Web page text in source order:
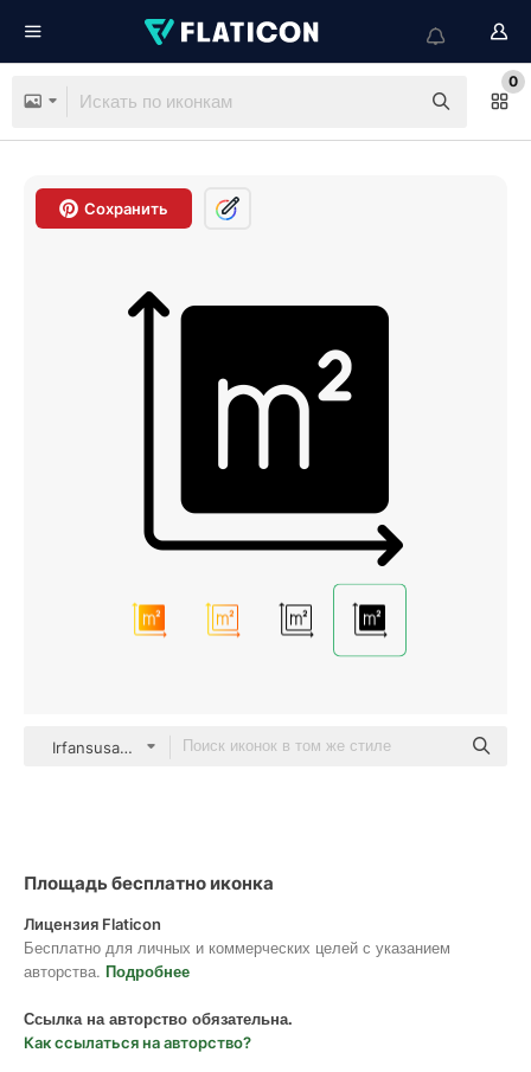
0
Сохранить
Irfansusanto20 Glyph
Площадь бесплатно иконка
Лицензия Flaticon
Бесплатно для личных и коммерческих целей с указанием
авторства. Подробнее
Ссылка на авторство обязательна.
Как ссылаться на авторство?